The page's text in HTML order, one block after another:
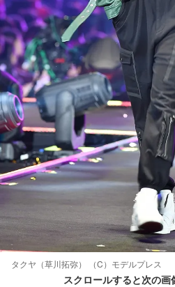
タクヤ（草川拓弥） （C）モデルプレス
スクロールすると次の